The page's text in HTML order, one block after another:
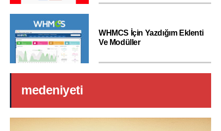
WHMCS İçin Yazdığım Eklenti
Ve Modüller
medeniyeti